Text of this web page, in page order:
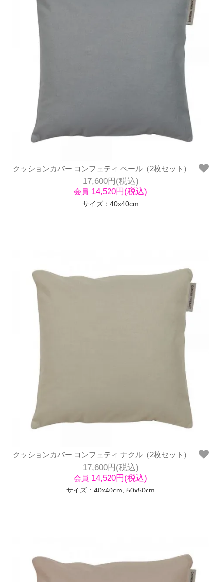
クッションカバー コンフェティ ペール（2枚セット）
17,600円(税込)
会員 14,520円(税込)
サイズ：40x40cm
クッションカバー コンフェティ ナクル（2枚セット）
17,600円(税込)
会員 14,520円(税込)
サイズ：40x40cm, 50x50cm